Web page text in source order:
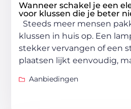
Wanneer schakel je een
voor klussen die je beter
Steeds meer mensen
klussen in huis op. Een
stekker vervangen of een
plaatsen lijkt eenvoudig,
Aanbiedingen